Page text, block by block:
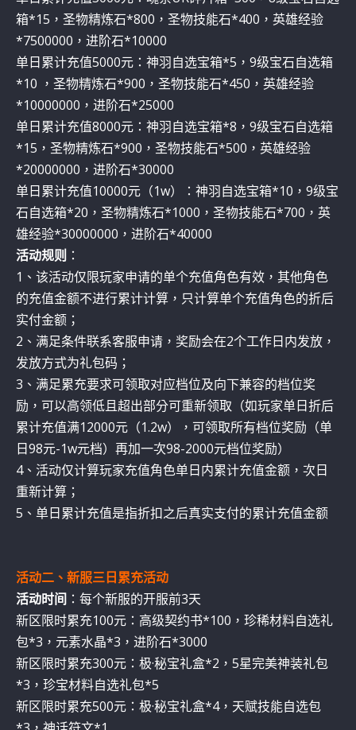
箱*15，圣物精炼石*800，圣物技能石*400，英雄经验
*7500000，进阶石*10000
单日累计充值5000元：神羽自选宝箱*5，9级宝石自选箱
*10 ，圣物精炼石*900，圣物技能石*450，英雄经验
*10000000，进阶石*25000
单日累计充值8000元：神羽自选宝箱*8，9级宝石自选箱
*15，圣物精炼石*900，圣物技能石*500，英雄经验
*20000000，进阶石*30000
单日累计充值10000元（1w）：神羽自选宝箱*10，9级宝
石自选箱*20，圣物精炼石*1000，圣物技能石*700，英
雄经验*30000000，进阶石*40000
活动规则 ：
1、该活动仅限玩家申请的单个充值角色有效，其他角色
的充值金额不进行累计计算，只计算单个充值角色的折后
实付金额；
2、满足条件联系客服申请，奖励会在2个工作日内发放，
发放方式为礼包码；
3、满足累充要求可领取对应档位及向下兼容的档位奖
励，可以高领低且超出部分可重新领取（如玩家单日折后
累计充值满12000元（1.2w），可领取所有档位奖励（单
日98元-1w元档）再加一次98-2000元档位奖励）
4、活动仅计算玩家充值角色单日内累计充值金额，次日
重新计算；
5、单日累计充值是指折扣之后真实支付的累计充值金额
活动二、新服三日累充活动
活动时间 ：每个新服的开服前3天
新区限时累充100元：高级契约书*100，珍稀材料自选礼
包*3，元素水晶*3，进阶石*3000
新区限时累充300元：极·秘宝礼盒*2，5星完美神装礼包
*3，珍宝材料自选礼包*5
新区限时累充500元：极·秘宝礼盒*4，天赋技能自选包